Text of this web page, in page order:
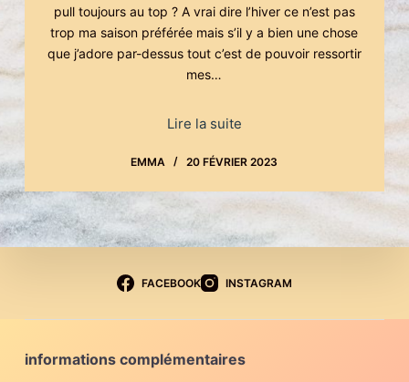
pull toujours au top ? A vrai dire l’hiver ce n’est pas
trop ma saison préférée mais s’il y a bien une chose
que j’adore par-dessus tout c’est de pouvoir ressortir
mes…
Lire la suite
EMMA 20 FÉVRIER 2023
FACEBOOK INSTAGRAM
informations complémentaires